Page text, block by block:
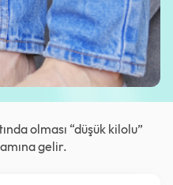
olması “düşük kilolu”
gelir.